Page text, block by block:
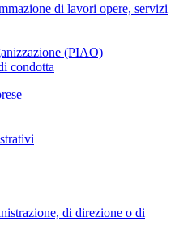
di lavori opere, servizi
(PIAO)
condotta
di direzione o di